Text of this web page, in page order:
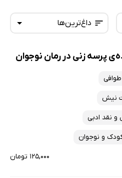
داغ‌ترین‌ها
تازه‌ها
پربحث‌ها
ارزان ترین‌ها
پرسه زنی در رمان نوجوان
نیش
نقد ادبی
و نوجوان
۱۲۵,۰۰۰ تومان